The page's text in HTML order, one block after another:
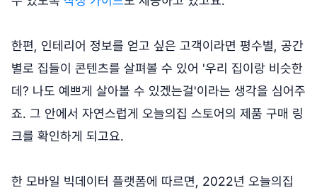
한편, 인테리어 정보를 얻고 싶은 고객이라면 평수별, 공간
별로 집들이 콘텐츠를 살펴볼 수 있어 '우리 집이랑 비슷한
데? 나도 예쁘게 살아볼 수 있겠는걸'이라는 생각을 심어주
죠. 그 안에서 자연스럽게 오늘의집 스토어의 제품 구매 링
크를 확인하게 되고요.
한 모바일 빅데이터 플랫폼에 따르면, 2022년 오늘의집